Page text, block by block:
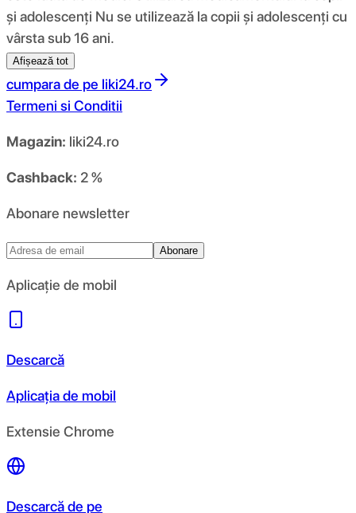
și adolescenți Nu se utilizează la copii și adolescenți cu
vârsta sub 16 ani.
Afișează tot
cumpara de pe liki24.ro
Termeni si Conditii
Magazin: liki24.ro
Cashback: 2 %
Abonare newsletter
Abonare
Aplicație de mobil
Descarcă
Aplicația de mobil
Extensie Chrome
Descarcă de pe